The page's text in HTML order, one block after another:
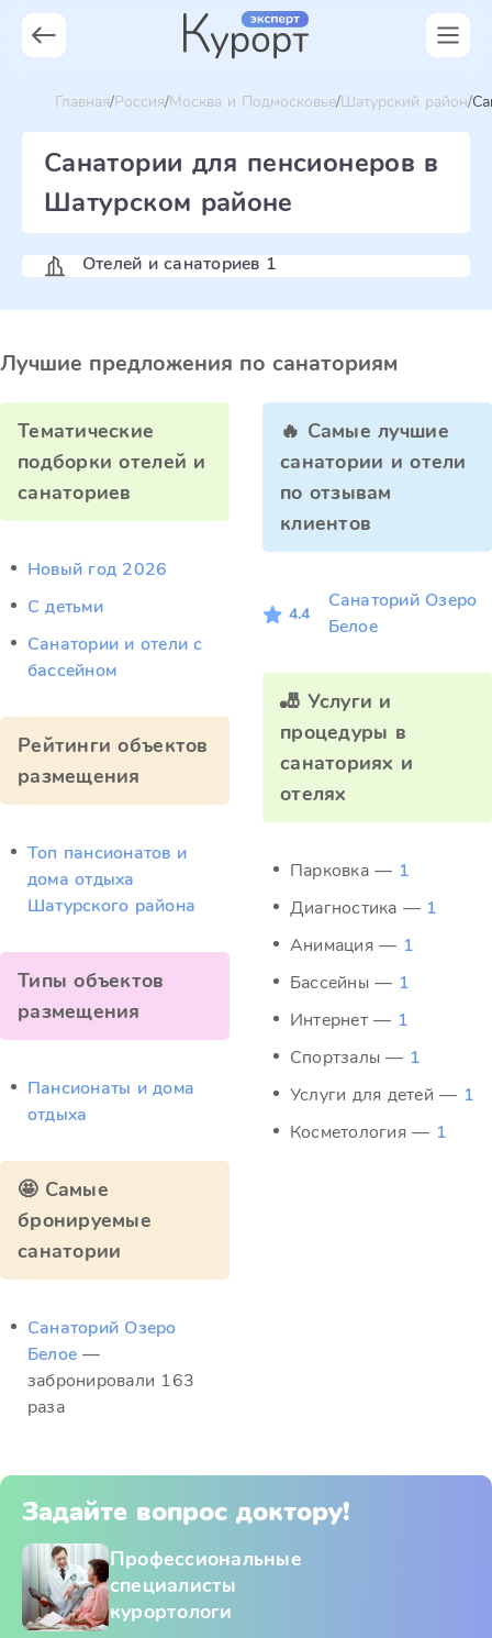
Главная Россия Москва и Подмосковье Шатурский район
Санатории для пенсионеров в
Шатурском районе
Отелей и санаториев 1
Лучшие предложения по санаториям
Тематические
подборки отелей и
санаториев
Новый год 2026
С детьми
Санатории и отели с
бассейном
Рейтинги объектов
размещения
Топ пансионатов и
дома отдыха
Шатурского района
Типы объектов
размещения
Пансионаты и дома
отдыха
🤩 Самые
бронируемые
санатории
Санаторий Озеро
Белое —
забронировали 163
раза
🔥 Самые лучшие
санатории и отели
по отзывам
клиентов
4.4
Санаторий Озеро
Белое
🎳 Услуги и
процедуры в
санаториях и
отелях
Парковка — 1
Диагностика — 1
Анимация — 1
Бассейны — 1
Интернет — 1
Спортзалы — 1
Услуги для детей — 1
Косметология — 1
Задайте вопрос доктору!
Профессиональные
специалисты
курортологи